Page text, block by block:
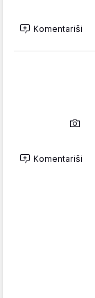
Komentariši
Komentariši